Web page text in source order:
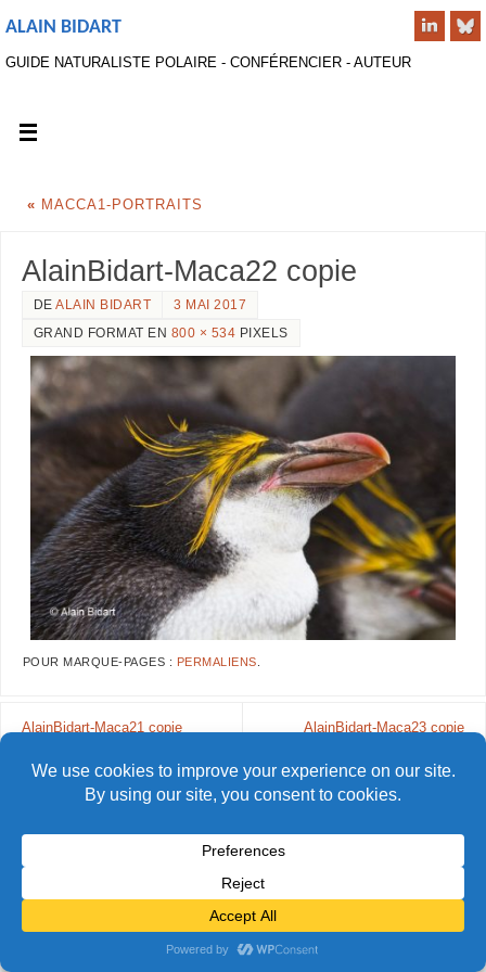
ALAIN BIDART
GUIDE NATURALISTE POLAIRE - CONFÉRENCIER - AUTEUR
« MACCA1-PORTRAITS
AlainBidart-Maca22 copie
DEALAIN BIDART
3 MAI 2017
GRAND FORMAT EN 800 × 534 PIXELS
POUR MARQUE-PAGES : PERMALIENS
AlainBidart-Maca21 copie AlainBidart-Maca23 copie